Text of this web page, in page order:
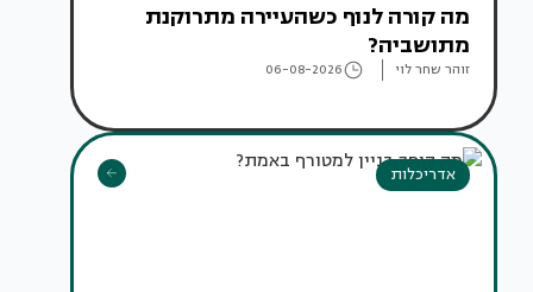
מה קורה לנוף כשהעיירה מתרוקנת
מתושביה?
זוהר שחר לוי 06-08-2026
אדריכלות